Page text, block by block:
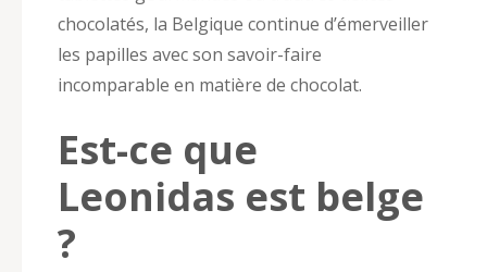
chocolatés, la Belgique continue d’émerveiller
les papilles avec son savoir-faire
incomparable en matière de chocolat.
Est-ce que
Leonidas est belge
?